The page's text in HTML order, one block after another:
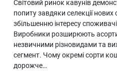
Світовий ринок кавунів
попиту завдяки селекції нових
збільшенню інтересу
Виробники розширюють
незвичними різновидами та
сегмент. Чому окремі сорти
дорожче…